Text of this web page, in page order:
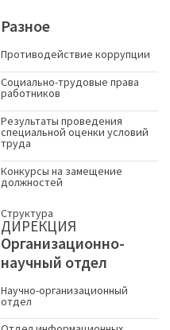
Разное
Противодействие коррупции
Социально-трудовые права
работников
Результаты проведения
специальной оценки условий
труда
Конкурсы на замещение
должностей
Структура
ДИРЕКЦИЯ
Организационно-
научный отдел
Научно-организационный
отдел